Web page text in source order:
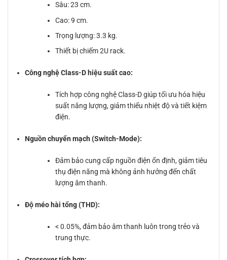
Sâu: 23 cm.
Cao: 9 cm.
Trọng lượng: 3.3 kg.
Thiết bị chiếm 2U rack.
Công nghệ Class-D hiệu suất cao:
Tích hợp công nghệ Class-D giúp tối ưu hóa hiệu
suất năng lượng, giảm thiểu nhiệt độ và tiết kiệm
điện.
Nguồn chuyển mạch (Switch-Mode):
Đảm bảo cung cấp nguồn điện ổn định, giảm tiêu
thụ điện năng mà không ảnh hưởng đến chất
lượng âm thanh.
Độ méo hài tổng (THD):
< 0.05%, đảm bảo âm thanh luôn trong trẻo và
trung thực.